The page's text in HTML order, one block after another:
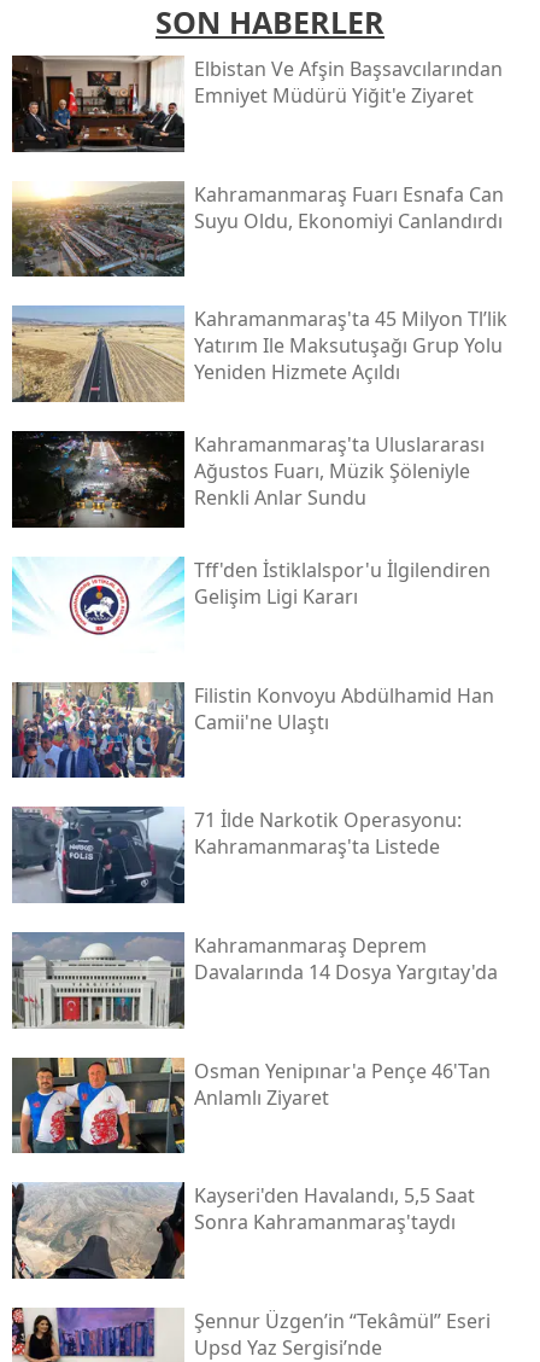
SON HABERLER
Elbistan Ve Afşin Başsavcılarından
Emniyet Müdürü Yiğit'e Ziyaret
Kahramanmaraş Fuarı Esnafa Can
Suyu Oldu, Ekonomiyi Canlandırdı
Kahramanmaraş'ta 45 Milyon Tl’lik
Yatırım Ile Maksutuşağı Grup Yolu
Yeniden Hizmete Açıldı
Kahramanmaraş'ta Uluslararası
Ağustos Fuarı, Müzik Şöleniyle
Renkli Anlar Sundu
Tff'den İstiklalspor'u İlgilendiren
Gelişim Ligi Kararı
Filistin Konvoyu Abdülhamid Han
Camii'ne Ulaştı
71 İlde Narkotik Operasyonu:
Kahramanmaraş'ta Listede
Kahramanmaraş Deprem
Davalarında 14 Dosya Yargıtay'da
Osman Yenipınar'a Pençe 46'tan
Anlamlı Ziyaret
Kayseri'den Havalandı, 5,5 Saat
Sonra Kahramanmaraş'taydı
Şennur Üzgen’in “tekâmül” Eseri
Upsd Yaz Sergisi’nde